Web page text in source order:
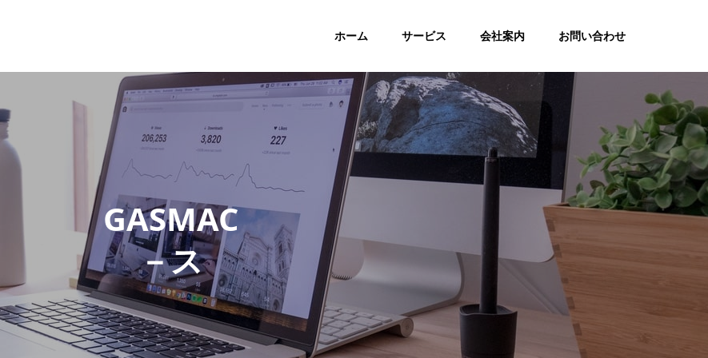
ホーム サービス 会社案内 お問い合わせ
GASMAC
－
スタッフブログ－